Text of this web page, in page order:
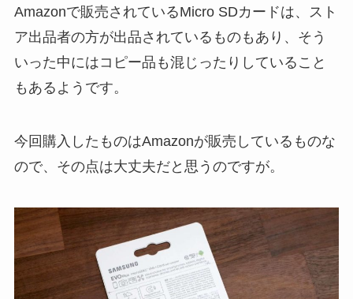
Amazonで販売されているMicro SDカードは、スト
ア出品者の方が出品されているものもあり、そう
いった中にはコピー品も混じったりしていること
もあるようです。
今回購入したものはAmazonが販売しているものな
ので、その点は大丈夫だと思うのですが。